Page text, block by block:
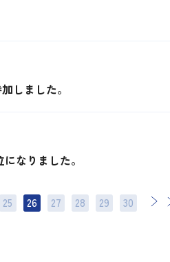
しました。
なりました。
25 26 27 28 29 30
次 最後